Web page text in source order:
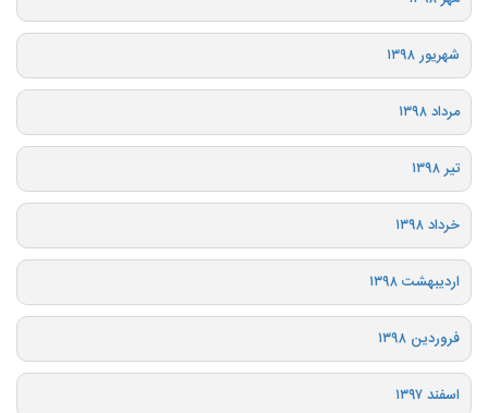
شهریور ۱۳۹۸
مرداد ۱۳۹۸
تیر ۱۳۹۸
خرداد ۱۳۹۸
اردیبهشت ۱۳۹۸
فروردین ۱۳۹۸
اسفند ۱۳۹۷